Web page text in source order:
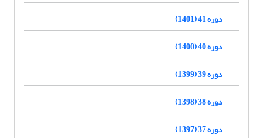
دوره 41 (1401)
دوره 40 (1400)
دوره 39 (1399)
دوره 38 (1398)
دوره 37 (1397)